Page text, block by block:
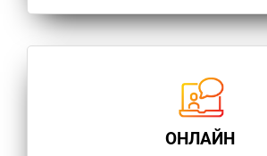
ОНЛАЙН